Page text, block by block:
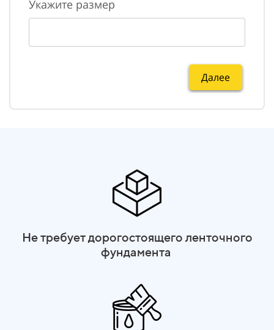
Укажите размер
Далее
Не требует дорогостоящего ленточного
фундамента